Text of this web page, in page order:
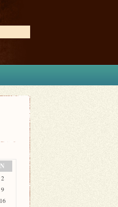
N
2
9
16